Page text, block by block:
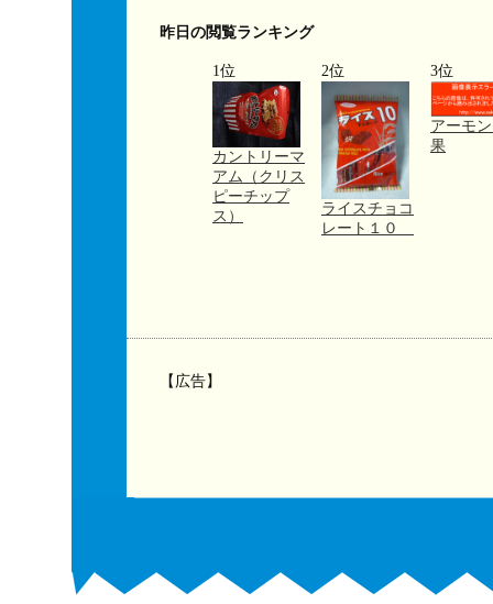
昨日の閲覧ランキング
1位
カントリーマ
アム（クリス
ピーチップ
ス）
2位
ライスチョコ
レート１０
3位
アーモ
果
【広告】